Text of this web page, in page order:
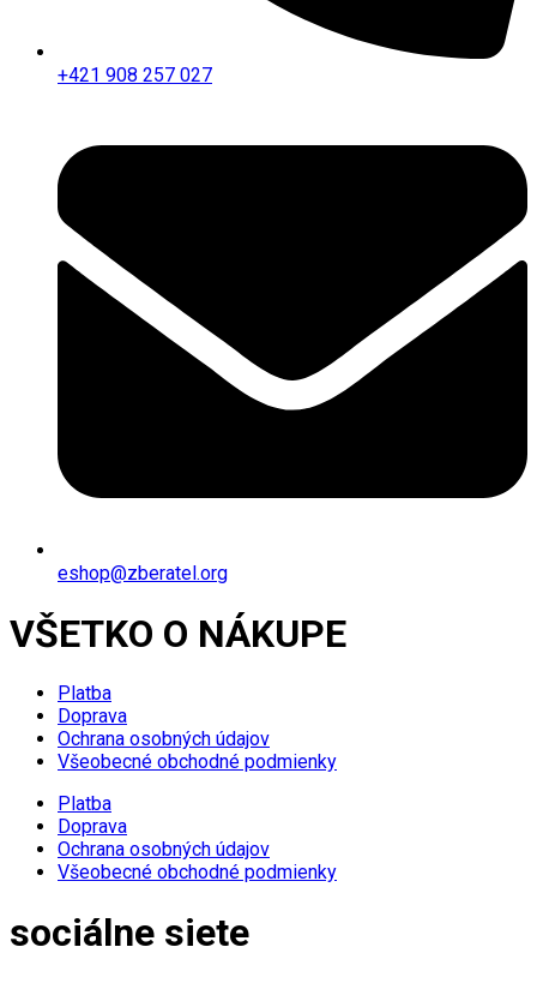
+421 908 257 027
eshop@zberatel.org
VŠETKO O NÁKUPE
Platba
Doprava
Ochrana osobných údajov
Všeobecné obchodné podmienky
Platba
Doprava
Ochrana osobných údajov
Všeobecné obchodné podmienky
sociálne siete